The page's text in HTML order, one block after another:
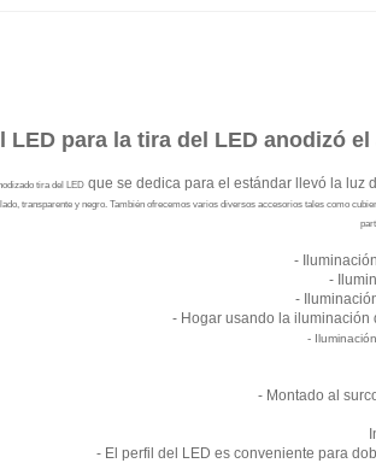
LED para la tira del LED anodizó
tira del LED que se dedica para el estándar llevó la luz
transparente y negro. También ofrecemos varios diversos accesorios tales como
-
-
-
- Hogar usando la iluminación
-
- Montado al
- El perfil del LED es conveniente para